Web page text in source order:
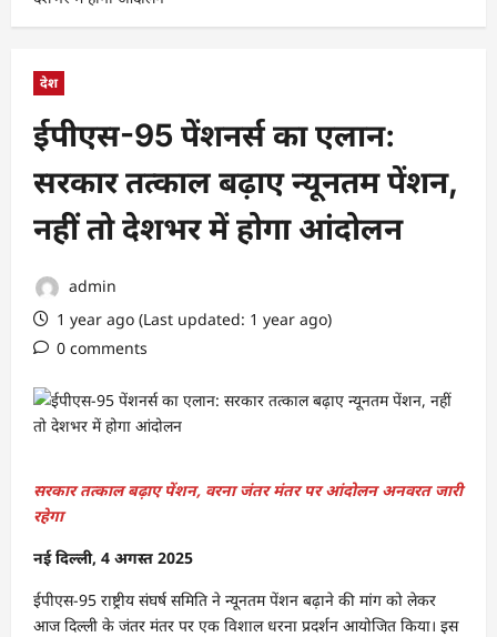
देश
ईपीएस-95 पेंशनर्स का एलान:
सरकार तत्काल बढ़ाए न्यूनतम पेंशन,
नहीं तो देशभर में होगा आंदोलन
admin
1 year ago (Last updated: 1 year ago)
0 comments
सरकार तत्काल बढ़ाए पेंशन, वरना जंतर मंतर पर आंदोलन अनवरत जारी
रहेगा
नई दिल्ली, 4 अगस्त 2025
ईपीएस-95 राष्ट्रीय संघर्ष समिति ने न्यूनतम पेंशन बढ़ाने की मांग को लेकर
आज दिल्ली के जंतर मंतर पर एक विशाल धरना प्रदर्शन आयोजित किया। इस